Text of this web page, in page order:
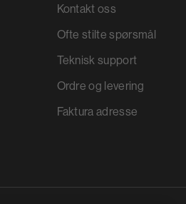
Kontakt oss
Ofte stilte spørsmål
Teknisk support
Ordre og levering
Faktura adresse